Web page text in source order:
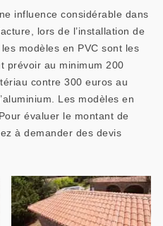
influence considérable dans
lors de l’installation de
modèles en PVC sont les
prévoir au minimum 200
contre 300 euros au
Les modèles en
évaluer le montant de
à demander des devis